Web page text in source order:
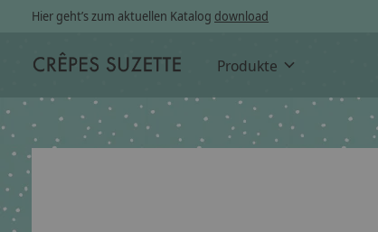
Hier geht’s zum aktuellen Katalog download
Produkte